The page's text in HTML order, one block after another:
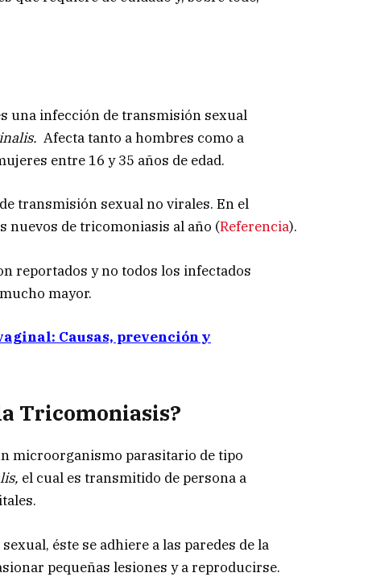
una infección de transmisión sexual
Afecta tanto a hombres como a
entre 16 y 35 años de edad.
transmisión sexual no virales. En el
nuevos de tricomoniasis al año (Referencia).
reportados y no todos los infectados
mayor.
Causas, prevención y
Tricomoniasis?
microorganismo parasitario de tipo
el cual es transmitido de persona a
éste se adhiere a las paredes de la
pequeñas lesiones y a reproducirse.